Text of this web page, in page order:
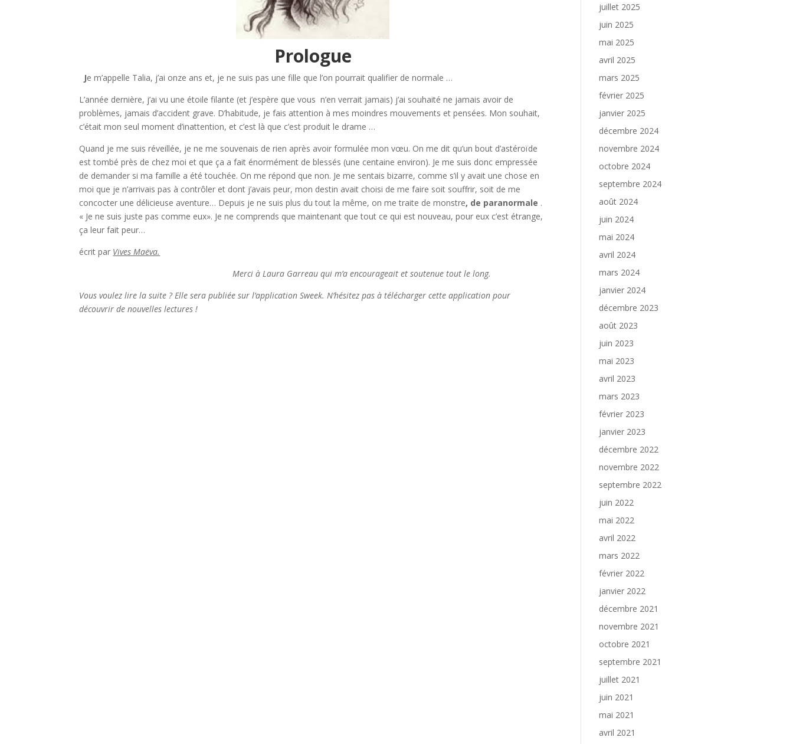
Prologue
Je m’appelle Talia, j’ai onze ans et, je ne suis pas une fille que l’on pourrait qualifier de normale …
L’année dernière, j’ai vu une étoile filante (et j’espère que vous n’en verrait jamais) j’ai souhaité ne jamais avoir de
problèmes, jamais d’accident grave. D’habitude, je fais attention à mes moindres mouvements et pensées. Mon souhait,
c’était mon seul moment d’inattention, et c’est là que c’est produit le drame …
Quand je me suis réveillée, je ne me souvenais de rien après avoir formulée mon vœu. On me dit qu’un bout d’astéroïde
est tombé près de chez moi et que ça a fait énormément de blessés (une centaine environ). Je me suis donc empressée
de demander si ma famille a été touchée. On me répond que non. Je me sentais bizarre, comme s’il y avait une chose en
moi que je n’arrivais pas à contrôler et dont j’avais peur, mon destin avait choisi de me faire soit souffrir, soit de me
concocter une délicieuse aventure… Depuis je ne suis plus du tout la même, on me traite de monstre, de paranormale .
« Je ne suis juste pas comme eux». Je ne comprends que maintenant que tout ce qui est nouveau, pour eux c’est étrange,
ça leur fait peur…
écrit par Vives Maëva.
Merci à Laura Garreau qui m’a encourageait et soutenue tout le long.
Vous voulez lire la suite ? Elle sera publiée sur l’application Sweek. N’hésitez pas à télécharger cette application pour
découvrir de nouvelles lectures !
juillet 2025
juin 2025
mai 2025
avril 2025
mars 2025
février 2025
janvier 2025
décembre 2024
novembre 2024
octobre 2024
septembre 2024
août 2024
juin 2024
mai 2024
avril 2024
mars 2024
janvier 2024
décembre 2023
août 2023
juin 2023
mai 2023
avril 2023
mars 2023
février 2023
janvier 2023
décembre 2022
novembre 2022
septembre 2022
juin 2022
mai 2022
avril 2022
mars 2022
février 2022
janvier 2022
décembre 2021
novembre 2021
octobre 2021
septembre 2021
juillet 2021
juin 2021
mai 2021
avril 2021